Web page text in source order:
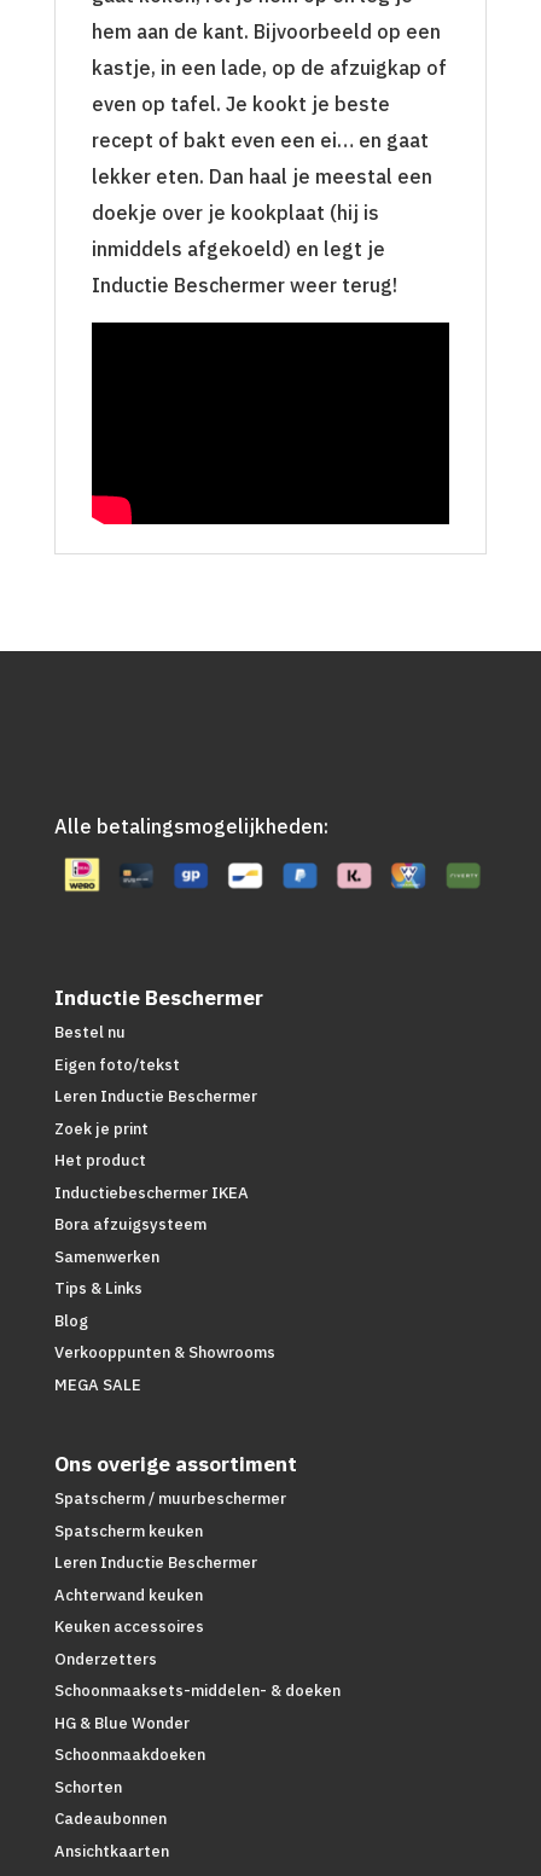
hem aan de kant. Bijvoorbeeld op een
kastje, in een lade, op de afzuigkap of
even op tafel. Je kookt je beste
recept of bakt even een ei… en gaat
lekker eten. Dan haal je meestal een
doekje over je kookplaat (hij is
inmiddels afgekoeld) en legt je
Inductie Beschermer weer terug!
Alle betalingsmogelijkheden:
Inductie Beschermer
Bestel nu
Eigen foto/tekst
Leren Inductie Beschermer
Zoek je print
Het product
Inductiebeschermer IKEA
Bora afzuigsysteem
Samenwerken
Tips & Links
Blog
Verkooppunten & Showrooms
MEGA SALE
Ons overige assortiment
Spatscherm / muurbeschermer
Spatscherm keuken
Leren Inductie Beschermer
Achterwand keuken
Keuken accessoires
Onderzetters
Schoonmaaksets-middelen- & doeken
HG & Blue Wonder
Schoonmaakdoeken
Schorten
Cadeaubonnen
Ansichtkaarten